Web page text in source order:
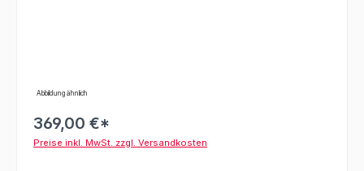
Abbildung ähnlich
369,00 €*
Preise inkl. MwSt. zzgl. Versandkosten